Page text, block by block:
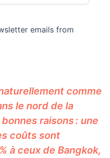
emails from
comme
le nord de la
raisons : une
coûts sont
à ceux de Bangkok,